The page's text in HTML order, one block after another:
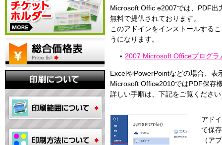
Microsoft Offic e2007では、PDF出
無料で提供されております。
このアドインをインストールする
うになります。
2007 Microsoft Officeプログ
ExcelやPowerPointなどの場合、
Microsoft Office2010ではPDF保存
詳しい手順は、下記をご覧くださ
アド
て保
（ア